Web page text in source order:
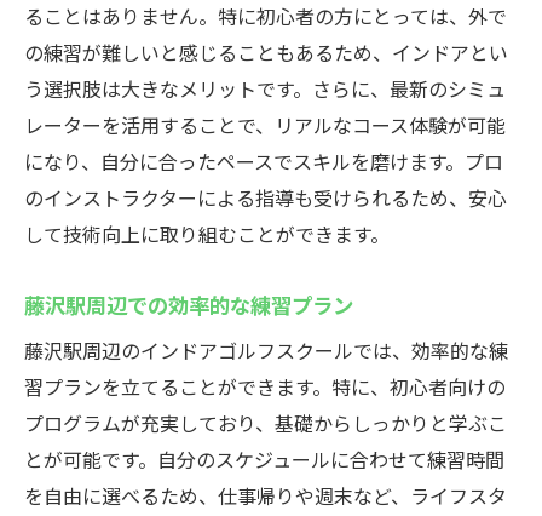
ることはありません。特に初心者の方にとっては、外で
の練習が難しいと感じることもあるため、インドアとい
う選択肢は大きなメリットです。さらに、最新のシミュ
レーターを活用することで、リアルなコース体験が可能
になり、自分に合ったペースでスキルを磨けます。プロ
のインストラクターによる指導も受けられるため、安心
して技術向上に取り組むことができます。
藤沢駅周辺での効率的な練習プラン
藤沢駅周辺のインドアゴルフスクールでは、効率的な練
習プランを立てることができます。特に、初心者向けの
プログラムが充実しており、基礎からしっかりと学ぶこ
とが可能です。自分のスケジュールに合わせて練習時間
を自由に選べるため、仕事帰りや週末など、ライフスタ